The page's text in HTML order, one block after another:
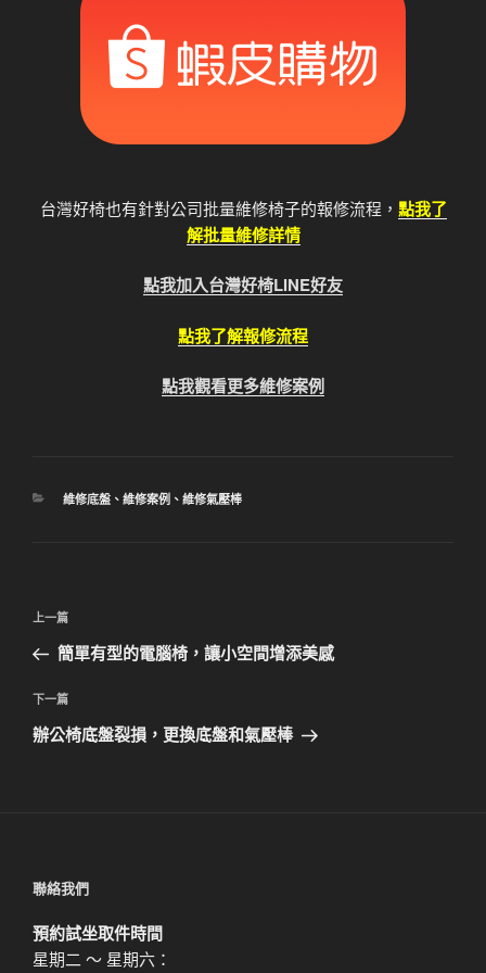
台灣好椅也有針對公司批量維修椅子的報修流程， 點我了
解批量維修詳情
點我加入台灣好椅LINE好友
點我了解報修流程
點我觀看更多維修案例
分
維修底盤、 維修案例 、 維修氣壓棒
文
導
覽
上
一
文
章
上一篇
簡單有型的電腦椅，讓小空間增添美感
下
一
下一篇
辦公椅底盤裂損，更換底盤和氣壓棒
聯絡我們
預約試坐取件時間
星期二 ～ 星期六：